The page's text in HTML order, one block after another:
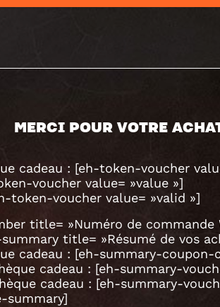
MERCI POUR VOTRE
cadeau : [eh-token-voucher
voucher value= »value »]
token-voucher value= »valid »]
title= »Numéro de commande
title= »Résumé de vos
cadeau : [eh-summary-coupon-
cadeau : [eh-summary-
cadeau : [eh-summary-
summary]